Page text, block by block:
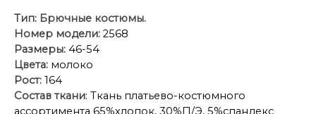
Тип: Брючные костюмы.
Номер модели: 2568
Размеры: 46-54
Цвета: молоко
Рост: 164
Состав ткани: Ткань платьево-костюмного
ассортимента 65%хлопок, 30%П/Э, 5%спандекс